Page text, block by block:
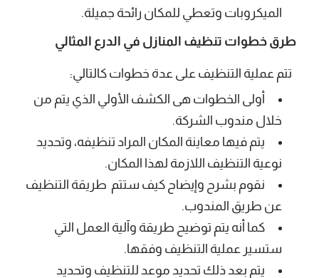
الميكروبات وتعطي للمكان رائحة جميلة.
طرق خطوات تنظيف المنازل في الدرع المثالي
تتم عملية التنظيف على عدة خطوات كالتالي:
أولى الخطوات هى الكشف الأولي الذي يتم من
خلال مندوب الشركة.
يتم فيها معاينة المكان المراد تنظيفه، وتحديد
نوعية التنظيف اللازمة لهذا المكان.
نقوم بشرح وإيضاح كيف ستتم طريقة التنظيف
عن طريق المندوب.
كما أنه يتم توضيح طريقة وآلية العمل التي
ستسير عملية التنظيف وفقها.
يتم بعد ذلك تحديد موعد للتنظيف وتحديد